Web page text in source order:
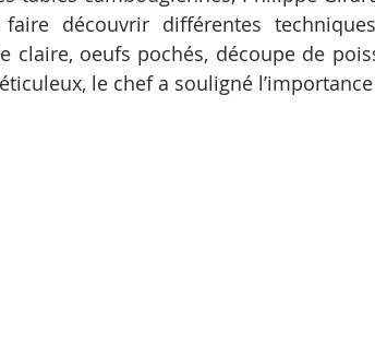
découvrir différentes
claire, oeufs pochés, découpe de
le chef a souligné